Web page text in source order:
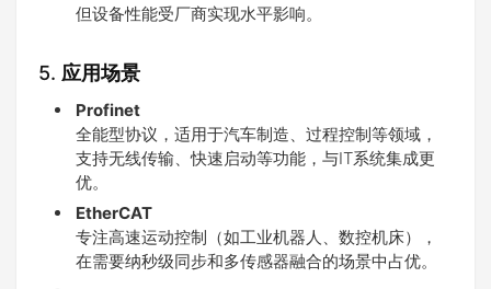
但设备性能受厂商实现水平影响。
5. ​ 应用场景
Profinet
全能型协议，适用于汽车制造、过程控制等领域，
支持无线传输、快速启动等功能，与IT系统集成更
优。
EtherCAT
专注高速运动控制（如工业机器人、数控机床），
在需要纳秒级同步和多传感器融合的场景中占优。